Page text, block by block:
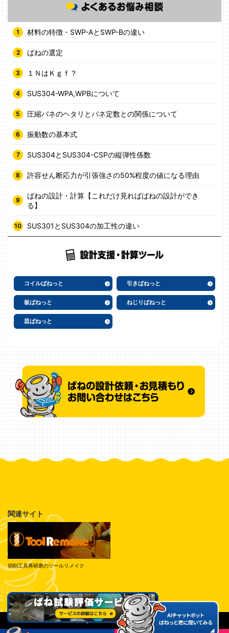
材料の特徴・SWP-AとSWP-Bの違い
ばねの選定
１ＮはＫｇｆ？
SUS304-WPA,WPBについて
圧縮バネのヘタリとバネ定数との関係について
振動数の基本式
SUS304とSUS304-CSPの縦弾性係数
許容せん断応力が引張強さの50%程度の値になる理由
ばねの設計・計算【これだけ見ればばねの設計ができ
る】
SUS301とSUS304の加工性の違い
コイルばねっと 引きばねっと
板ばねっと ねじりばねっと
皿ばねっと
関連サイト
切削工具再研磨のツールリメイク
© Tokai Spring Industries, Inc. All Rights Reserved.